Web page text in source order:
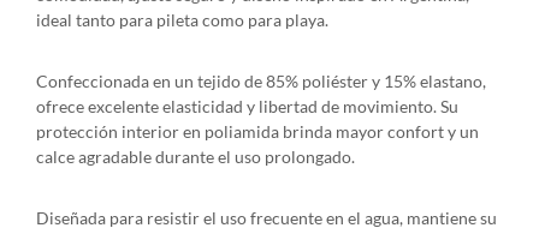
ideal tanto para pileta como para playa.
Confeccionada en un tejido de 85% poliéster y 15% elastano,
ofrece excelente elasticidad y libertad de movimiento. Su
protección interior en poliamida brinda mayor confort y un
calce agradable durante el uso prolongado.
Diseñada para resistir el uso frecuente en el agua, mantiene su